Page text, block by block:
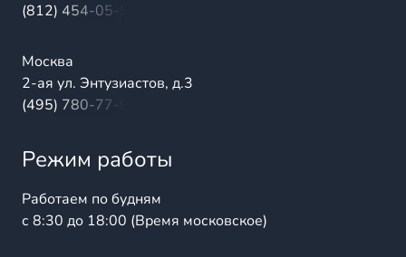
(812) 454-05-54
Москва
2-ая ул. Энтузиастов, д.3
(495) 780-77-98
Режим работы
Работаем по будням
с 8:30 до 18:00 (Время московское)